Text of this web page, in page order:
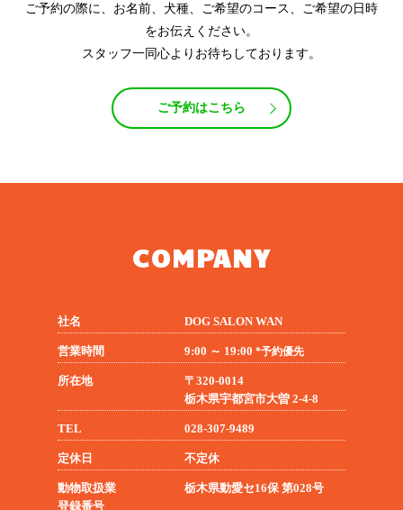
ご予約の際に、お名前、犬種、ご希望のコース、ご希望の日時
をお伝えください。
スタッフ一同心よりお待ちしております。
ご予約はこちら
COMPANY
社名 DOG SALON WAN
営業時間 9:00 ～ 19:00 *予約優先
所在地
〒320-0014
栃木県宇都宮市大曽 2-4-8
TEL 028-307-9489
定休日 不定休
動物取扱業
登録番号
栃木県動愛セ16保 第028号